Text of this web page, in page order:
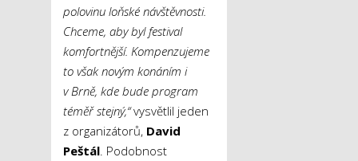
polovinu loňské návštěvnosti.
Chceme, aby byl festival
komfortnější. Kompenzujeme
to však novým konáním i
v Brně, kde bude program
téměř stejný,“vysvětlil jeden
z organizátorů, David
Peštál . Podobnost